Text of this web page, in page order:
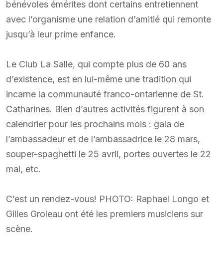
bénévoles émérites dont certains entretiennent
avec l’organisme une relation d’amitié qui remonte
jusqu’à leur prime enfance.
Le Club La Salle, qui compte plus de 60 ans
d’existence, est en lui-même une tradition qui
incarne la communauté franco-ontarienne de St.
Catharines. Bien d’autres activités figurent à son
calendrier pour les prochains mois : gala de
l’ambassadeur et de l’ambassadrice le 28 mars,
souper-spaghetti le 25 avril, portes ouvertes le 22
mai, etc.
C’est un rendez-vous! PHOTO: Raphael Longo et
Gilles Groleau ont été les premiers musiciens sur
scène.